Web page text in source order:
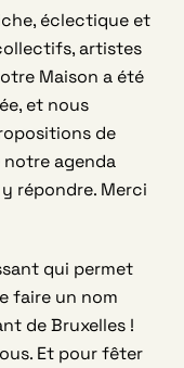
éclectique et
artistes
Maison a été
et nous
de
agenda
répondre. Merci
qui permet
faire un nom
de Bruxelles !
Et pour fêter